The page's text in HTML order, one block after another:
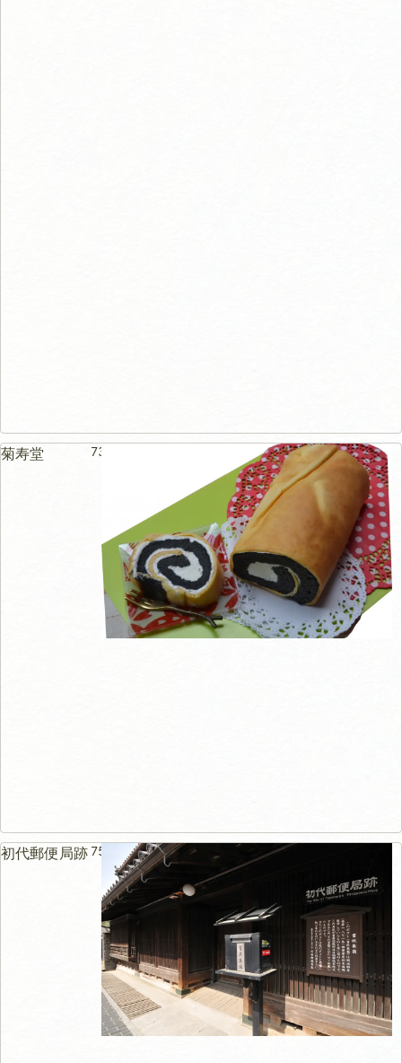
菊寿堂 73m
初代郵便局跡 75m